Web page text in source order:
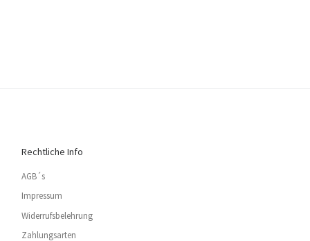
Rechtliche Info
AGB´s
Impressum
Widerrufsbelehrung
Zahlungsarten